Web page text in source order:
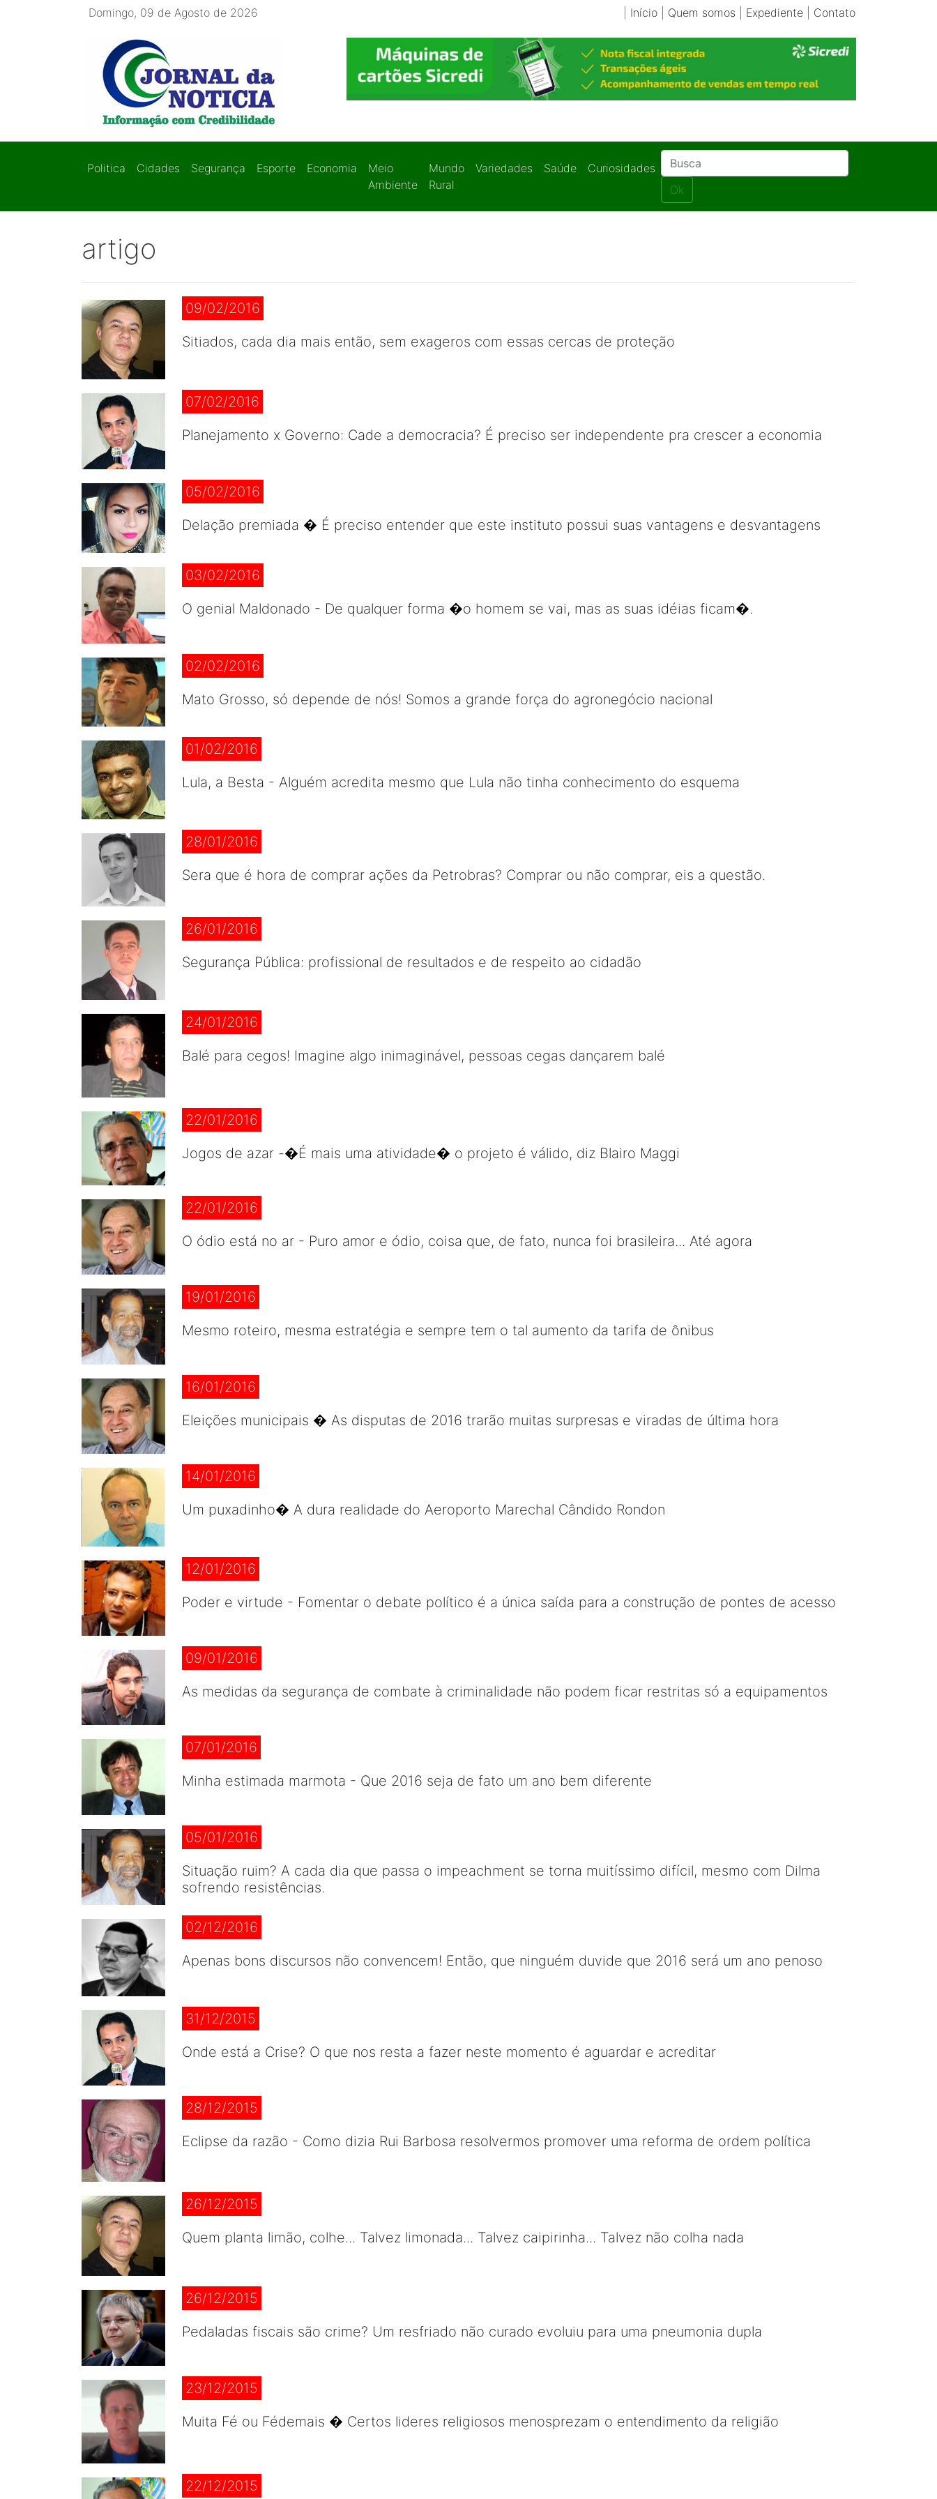
Domingo, 09 de Agosto de 2026 Início| Quem somos Expediente| Contato
Politica Cidades Segurança Esporte Economia
Meio
Ambiente
Mundo
Rural
Variedades Saúde
Curiosidades
Ok
artigo
09/02/2016
Sitiados, cada dia mais então, sem exageros com essas cercas de proteção
07/02/2016
Planejamento x Governo: Cade a democracia? É preciso ser independente pra crescer a economia
05/02/2016
Delação premiada � É preciso entender que este instituto possui suas vantagens e desvantagens
03/02/2016
O genial Maldonado - De qualquer forma �o homem se vai, mas as suas idéias ficam�.
02/02/2016
Mato Grosso, só depende de nós! Somos a grande força do agronegócio nacional
01/02/2016
Lula, a Besta - Alguém acredita mesmo que Lula não tinha conhecimento do esquema
28/01/2016
Sera que é hora de comprar ações da Petrobras? Comprar ou não comprar, eis a questão.
26/01/2016
Segurança Pública: profissional de resultados e de respeito ao cidadão
24/01/2016
Balé para cegos! Imagine algo inimaginável, pessoas cegas dançarem balé
22/01/2016
Jogos de azar -�É mais uma atividade� o projeto é válido, diz Blairo Maggi
22/01/2016
O ódio está no ar - Puro amor e ódio, coisa que, de fato, nunca foi brasileira... Até agora
19/01/2016
Mesmo roteiro, mesma estratégia e sempre tem o tal aumento da tarifa de ônibus
16/01/2016
Eleições municipais � As disputas de 2016 trarão muitas surpresas e viradas de última hora
14/01/2016
Um puxadinho� A dura realidade do Aeroporto Marechal Cândido Rondon
12/01/2016
Poder e virtude - Fomentar o debate político é a única saída para a construção de pontes de acesso
09/01/2016
As medidas da segurança de combate à criminalidade não podem ficar restritas só a equipamentos
07/01/2016
Minha estimada marmota - Que 2016 seja de fato um ano bem diferente
05/01/2016
Situação ruim? A cada dia que passa o impeachment se torna muitíssimo difícil, mesmo com Dilma
sofrendo resistências.
02/12/2016
Apenas bons discursos não convencem! Então, que ninguém duvide que 2016 será um ano penoso
31/12/2015
Onde está a Crise? O que nos resta a fazer neste momento é aguardar e acreditar
28/12/2015
Eclipse da razão - Como dizia Rui Barbosa resolvermos promover uma reforma de ordem política
26/12/2015
Quem planta limão, colhe... Talvez limonada... Talvez caipirinha... Talvez não colha nada
26/12/2015
Pedaladas fiscais são crime? Um resfriado não curado evoluiu para uma pneumonia dupla
23/12/2015
Muita Fé ou Fédemais � Certos lideres religiosos menosprezam o entendimento da religião
22/12/2015